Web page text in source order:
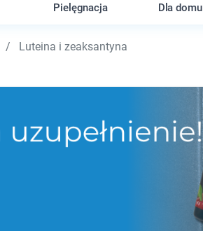
Pielęgnacja Dla domu
Luteina i zeaksantyna